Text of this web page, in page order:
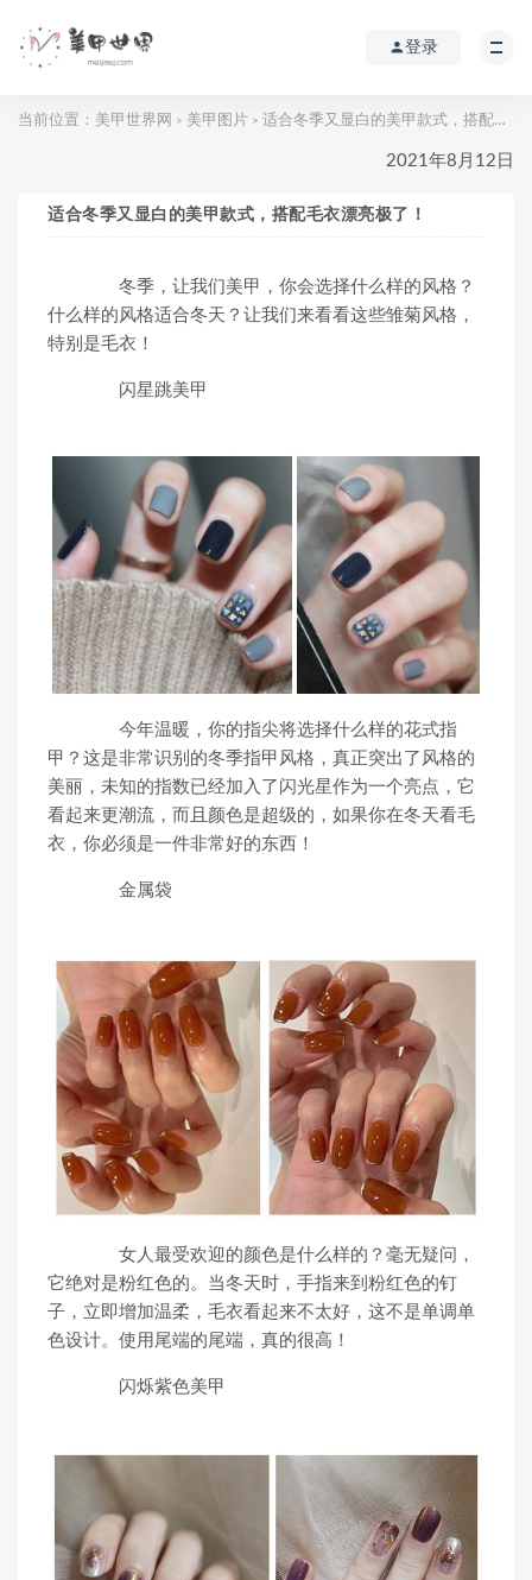
登录
当前位置： 美甲世界网 > 美甲图片 > 适合冬季又显白的美甲款式，搭配毛衣漂亮极了！
2021年8月12日
适合冬季又显白的美甲款式，搭配毛衣漂亮极了！
冬季，让我们美甲，你会选择什么样的风格？
什么样的风格适合冬天？让我们来看看这些雏菊风格，
特别是毛衣！
闪星跳美甲
今年温暖，你的指尖将选择什么样的花式指
甲？这是非常识别的冬季指甲风格，真正突出了风格的
美丽，未知的指数已经加入了闪光星作为一个亮点，它
看起来更潮流，而且颜色是超级的，如果你在冬天看毛
衣，你必须是一件非常好的东西！
金属袋
女人最受欢迎的颜色是什么样的？毫无疑问，
它绝对是粉红色的。当冬天时，手指来到粉红色的钉
子，立即增加温柔，毛衣看起来不太好，这不是单调单
色设计。使用尾端的尾端，真的很高！
闪烁紫色美甲